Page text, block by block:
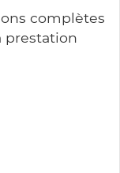
complètes
prestation